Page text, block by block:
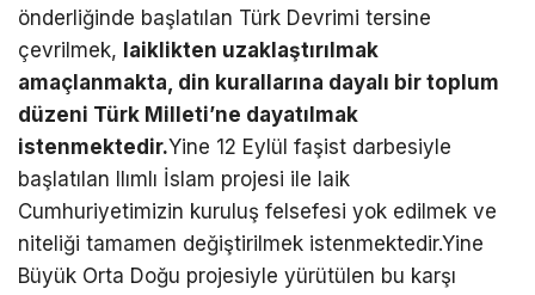
önderliğinde başlatılan Türk Devrimi tersine
çevrilmek, laiklikten uzaklaştırı lmak
amaç lanmakta, din kurallarına dayal ı bir toplum
d üzeni Türk Milleti’ne dayatı lmak
istenmektedir.Yine 12 Eylül faşist darbesiyle
başlatılan Ilımlı İslam projesi ile laik
Cumhuriyetimizin kuruluş felsefesi yok edilmek ve
niteliği tamamen değiştirilmek istenmektedir.Yine
Büyük Orta Doğu projesiyle yürütülen bu karşı